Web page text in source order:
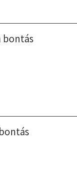
bontás